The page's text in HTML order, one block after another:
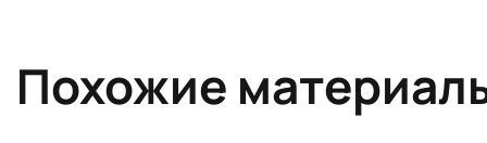
Похожие